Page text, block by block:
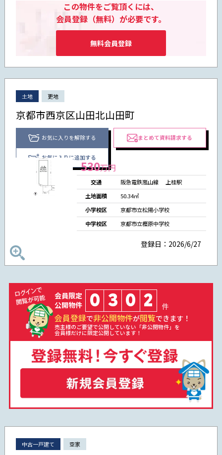
この物件をご覧頂くには、
会員登録（無料）が必要です。
無料会員登録
土地 更地
京都市西京区山田北山田町
お気に入りを解除する
お気に入りに追加する
まとめて資料請求する
530万円
交通 阪急電鉄嵐山線
上桂駅
土地面積
50.34㎡
小学校区
京都市立松陽小学校
中学校区
京都市立樫原中学校
登録日：2026/6/27
会員限定
公開物件
0 3 0 2 件
会員登録で非公開物件が閲覧できます！
売主様のご要望で公開していない「非公開物件」を
会員様だけに限定公開しています！
中古一戸建て 空家